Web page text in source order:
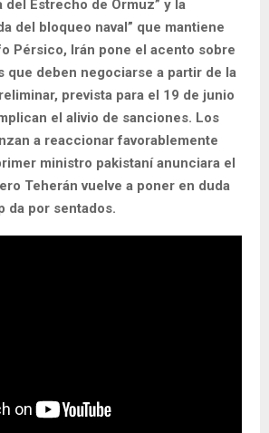
del Estrecho de Ormuz” y la
del bloqueo naval” que mantiene
Pérsico, Irán pone el acento sobre
que deben negociarse a partir de la
prevista para el 19 de junio
el alivio de sanciones. Los
a reaccionar favorablemente
ministro pakistaní anunciara el
Teherán vuelve a poner en duda
da por sentados.